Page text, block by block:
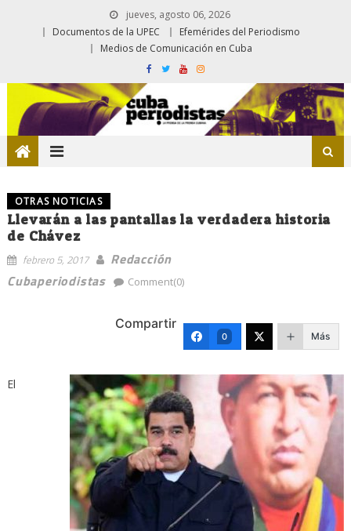
jueves, agosto 06, 2026
Documentos de la UPEC
Efemérides del Periodismo
Medios de Comunicación en Cuba
OTRAS NOTICIAS
Llevarán a las pantallas la verdadera historia
de Chávez
febrero 5, 2017
Redacción
Cubaperiodistas
Comment(0)
Compartir
0 Más
El